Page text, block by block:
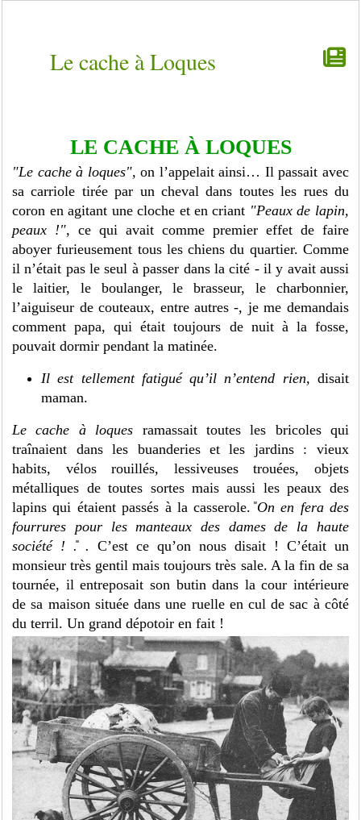
Le cache à Loques
LE CACHE À LOQUES
"Le cache à loques", on l’appelait ainsi… Il passait avec
sa carriole tirée par un cheval dans toutes les rues du
coron en agitant une cloche et en criant "Peaux de lapin,
peaux !", ce qui avait comme premier effet de faire
aboyer furieusement tous les chiens du quartier. Comme
il n’était pas le seul à passer dans la cité - il y avait aussi
le laitier, le boulanger, le brasseur, le charbonnier,
l’aiguiseur de couteaux, entre autres -, je me demandais
comment papa, qui était toujours de nuit à la fosse,
pouvait dormir pendant la matinée.
Il est tellement fatigué qu’il n’entend rien, disait
maman.
Le cache à loques ramassait toutes les bricoles qui
traînaient dans les buanderies et les jardins : vieux
habits, vélos rouillés, lessiveuses trouées, objets
métalliques de toutes sortes mais aussi les peaux des
lapins qui étaient passés à la casserole. ̎On en fera des
fourrures pour les manteaux des dames de la haute
société ! .̎.C’est ce qu’on nous disait ! C’était un
monsieur très gentil mais toujours très sale. A la fin de sa
tournée, il entreposait son butin dans la cour intérieure
de sa maison située dans une ruelle en cul de sac à côté
du terril. Un grand dépotoir en fait !